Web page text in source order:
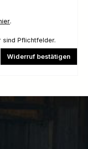
.
sind Pflichtfelder.
Widerruf bestätigen